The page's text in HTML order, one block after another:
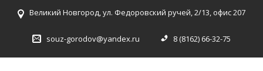
Великий Новгород, ул. Федоровский ручей, 2/13, офис 207
souz-gorodov@yandex.ru 8 (8162) 66-32-75